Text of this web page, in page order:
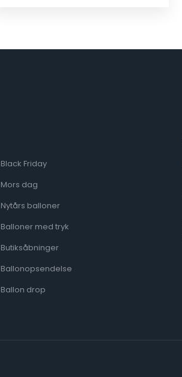
Black Friday
Mors dag
Nytårs balloner ​
Balloner med tryk
Butiksåbninger
Ballonopsendelse
Ballon drop